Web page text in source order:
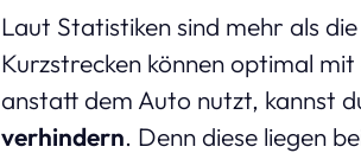
Laut Statistiken sind mehr als
Kurzstrecken können optimal
anstatt dem Auto nutzt, kannst
verhindern. Denn diese liegen